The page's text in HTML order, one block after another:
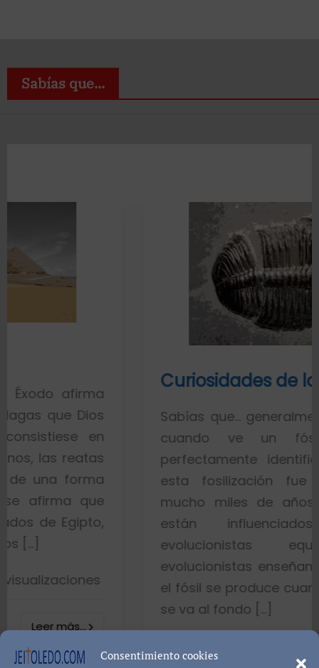
Consentimiento cookies
Sabías que...
Curiosidades de los fósiles
Sabías que… generalmente toda la
cuando ve un fósil de un
perfectamente identificado piensa
esta fosilización fue un
mucho miles de años. Esto es
están influenciados por
evolucionistas equivocadas.
evolucionistas enseñan con
el fósil se produce cuando el pez
se va al fondo […]